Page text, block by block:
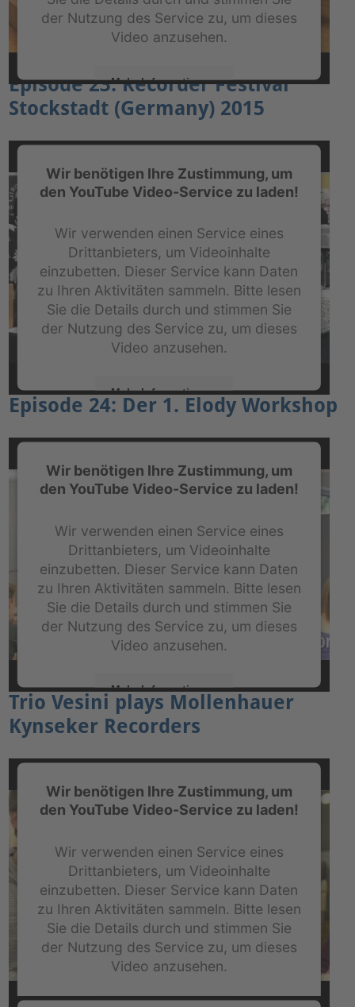
der Nutzung des Service zu, um dieses
Video anzusehen.
Mehr Informationen
Platform& eRecht24
Episode 23: Recorder Festival
Stockstadt (Germany) 2015
Wir benötigen Ihre Zustimmung, um
den YouTube Video-Service zu laden!
Wir verwenden einen Service eines
Drittanbieters, um Videoinhalte
einzubetten. Dieser Service kann Daten
zu Ihren Aktivitäten sammeln. Bitte lesen
Sie die Details durch und stimmen Sie
der Nutzung des Service zu, um dieses
Video anzusehen.
Mehr Informationen
powered by
Usercentrics Consent Management
Platform&eRecht24
Episode 24: Der 1. Elody Workshop
Wir benötigen Ihre Zustimmung, um
den YouTube Video-Service zu laden!
Wir verwenden einen Service eines
Drittanbieters, um Videoinhalte
einzubetten. Dieser Service kann Daten
zu Ihren Aktivitäten sammeln. Bitte lesen
Sie die Details durch und stimmen Sie
der Nutzung des Service zu, um dieses
Video anzusehen.
Mehr Informationen
Akzeptieren
powered byUsercentrics Consent Management
Trio Vesini plays Mollenhauer
Kynseker Recorders
Wir benötigen Ihre Zustimmung, um
den YouTube Video-Service zu laden!
Wir verwenden einen Service eines
Drittanbieters, um Videoinhalte
einzubetten. Dieser Service kann Daten
zu Ihren Aktivitäten sammeln. Bitte lesen
Sie die Details durch und stimmen Sie
der Nutzung des Service zu, um dieses
Video anzusehen.